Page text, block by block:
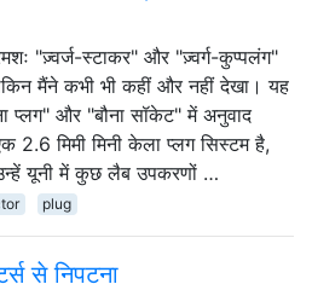
"ज़्वर्ज-स्टाकर" और "ज़्वर्ग-कुप्पलंग"
मैंने कभी भी कहीं और नहीं देखा। यह
प्लग" और "बौना सॉकेट" में अनुवाद
2.6 मिमी मिनी केला प्लग सिस्टम है,
यूनी में कुछ लैब उपकरणों …
plug
से निपटना